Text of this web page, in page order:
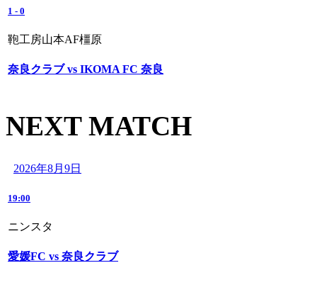
1 - 0
鞄工房山本AF橿原
奈良クラブ vs IKOMA FC 奈良
NEXT MATCH
2026年8月9日
19:00
ニンスタ
愛媛FC vs 奈良クラブ